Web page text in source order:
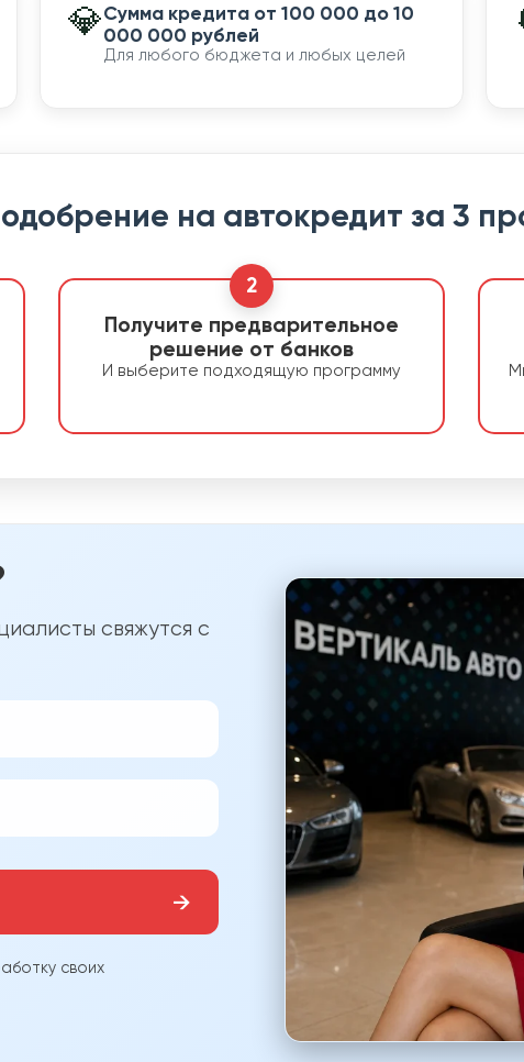
💎Сумма кредита от 100 000 до 10
000 000 рублей
Для любого бюджета и любых целей
на автокредит за 3
2
Получите предварительное
решение от банков
И выберите подходящую программу
свяжутся с
→
своих